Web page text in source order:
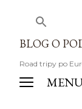
BLOG O
Road tripy po